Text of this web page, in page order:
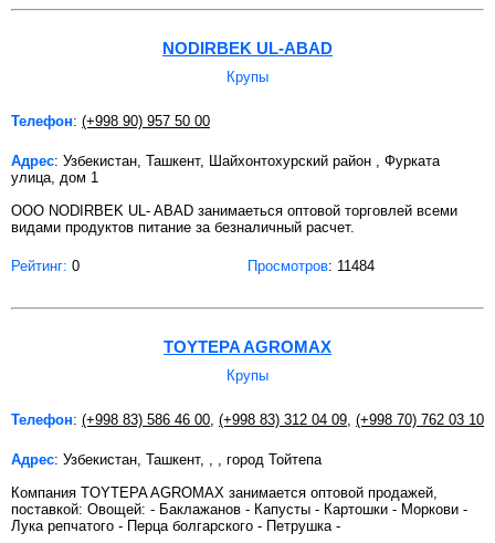
NODIRBEK UL-ABAD
Крупы
Телефон: (+998 90) 957 50 00
Адрес: Узбекистан, Ташкент, Шайхонтохурский район , Фурката
улица, дом 1
OOO NODIRBEK UL- ABAD занимаеться оптовой торговлей всеми
видами продуктов питание за безналичный расчет.
Рейтинг: 0 Просмотров: 11484
TOYTEPA AGROMAX
Крупы
Телефон: (+998 83) 586 46 00 (+998 83) 312 04 09 (+998 70) 762 03 10
Адрес: Узбекистан, Ташкент, , , город Тойтепа
Компания TOYTEPA AGROMAX занимается оптовой продажей,
поставкой: Овощей: - Баклажанов - Капусты - Картошки - Моркови -
Лука репчатого - Перца болгарского - Петрушка -